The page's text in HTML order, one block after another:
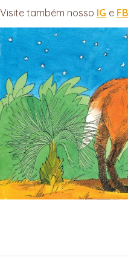
Visite também nosso IG e FB